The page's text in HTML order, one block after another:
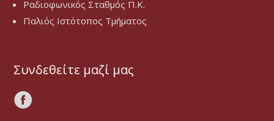
Ραδιοφωνικός Σταθμός Π.Κ.
Παλιός Ιστότοπος Τμήματος
Συνδεθείτε μαζί μας